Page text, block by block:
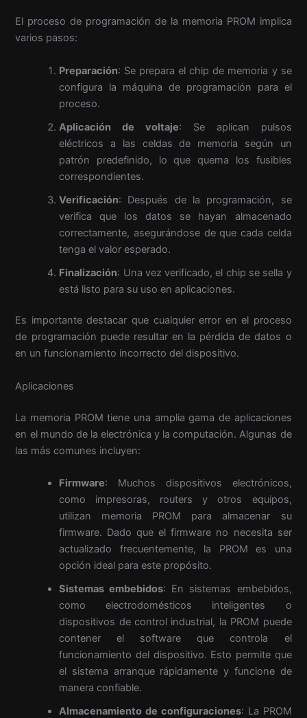
El proceso de programación de la memoria PROM implica
varios pasos:
Preparación: Se prepara el chip de memoria y se
configura la máquina de programación para el
proceso.
Aplicación de voltaje: Se aplican pulsos
eléctricos a las celdas de memoria según un
patrón predefinido, lo que quema los fusibles
correspondientes.
Verificación: Después de la programación, se
verifica que los datos se hayan almacenado
correctamente, asegurándose de que cada celda
tenga el valor esperado.
Finalización: Una vez verificado, el chip se sella y
está listo para su uso en aplicaciones.
Es importante destacar que cualquier error en el proceso
de programación puede resultar en la pérdida de datos o
en un funcionamiento incorrecto del dispositivo.
Aplicaciones
La memoria PROM tiene una amplia gama de aplicaciones
en el mundo de la electrónica y la computación. Algunas de
las más comunes incluyen:
Firmware: Muchos dispositivos electrónicos,
como impresoras, routers y otros equipos,
utilizan memoria PROM para almacenar su
firmware. Dado que el firmware no necesita ser
actualizado frecuentemente, la PROM es una
opción ideal para este propósito.
Sistemas embebidos: En sistemas embebidos,
como electrodomésticos inteligentes o
dispositivos de control industrial, la PROM puede
contener el software que controla el
funcionamiento del dispositivo. Esto permite que
el sistema arranque rápidamente y funcione de
manera confiable.
Almacenamiento de configuraciones: La PROM